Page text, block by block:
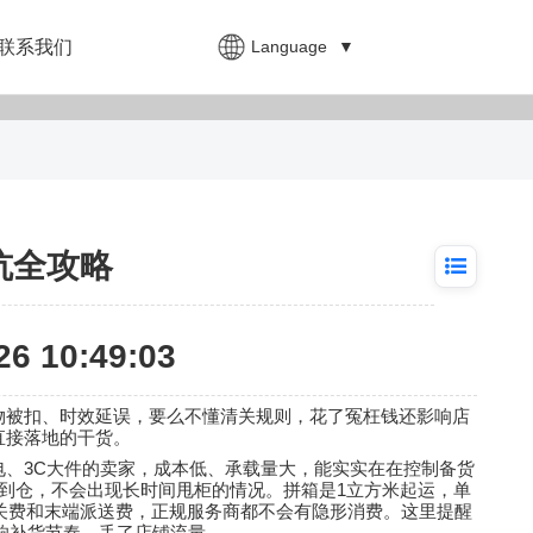
系我们 Language ▼
全攻略
10:49:03
扣、时效延误，要么不懂清关规则，花了冤枉钱还影响店
落地的干货。
3C大件的卖家，成本低、承载量大，能实实在在控制备货
仓，不会出现长时间甩柜的情况。拼箱是1立方米起运，单
和末端派送费，正规服务商都不会有隐形消费。这里提醒